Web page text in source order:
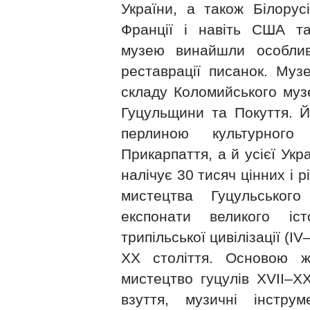
України, а також
Франції і навіть США
музею винайшли
реставрації писанок.
складу Коломийського
Гуцульщини та Покуття.
перлиною
Прикарпаття, а й усієї
налічує 30 тисяч цінних і
мистецтва
експонати великого
трипільської цивілізації
ХХ століття. Основою
мистецтво гуцулів
взуття, музичні